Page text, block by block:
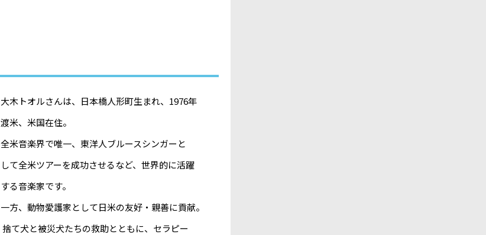
大木トオルさんは、日本橋人形町生まれ、1976年
渡米、米国在住。
全米音楽界で唯一、東洋人ブルースシンガーと
して全米ツアーを成功させるなど、世界的に活躍
する音楽家です。
一方、動物愛護家として日米の友好・親善に貢献。
捨て犬と被災犬たちの救助とともに、セラピー